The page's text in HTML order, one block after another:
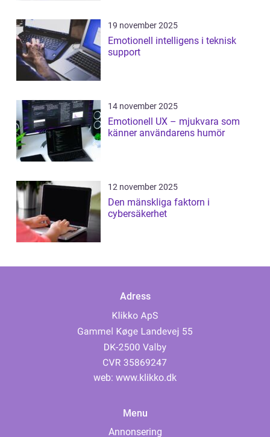
19 november 2025
Emotionell intelligens i teknisk
support
14 november 2025
Emotionell UX – mjukvara som
känner användarens humör
12 november 2025
Den mänskliga faktorn i
cybersäkerhet
Adress
web: www.klikko.dk
Menu
Annonsering